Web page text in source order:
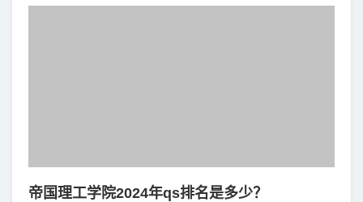
帝国理工学院2024年qs排名是多少？